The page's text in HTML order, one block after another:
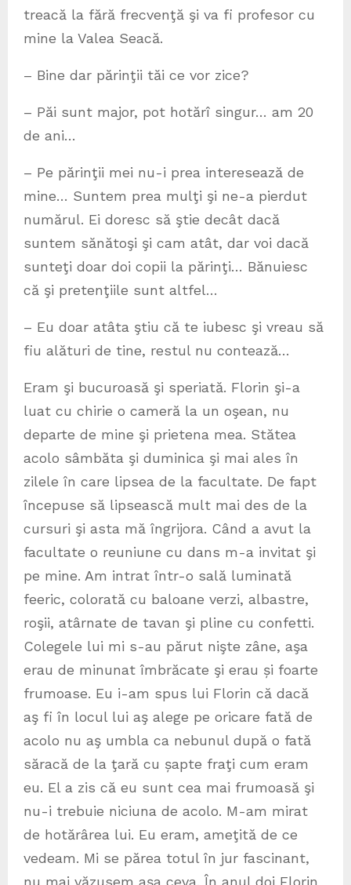
treacă la fără frecvenţă şi va fi profesor cu
mine la Valea Seacă.
– Bine dar părinţii tăi ce vor zice?
– Păi sunt major, pot hotărî singur… am 20
de ani…
– Pe părinţii mei nu-i prea interesează de
mine… Suntem prea mulţi şi ne-a pierdut
numărul. Ei doresc să ştie decât dacă
suntem sănătoşi şi cam atât, dar voi dacă
sunteţi doar doi copii la părinţi… Bănuiesc
că şi pretenţiile sunt altfel…
– Eu doar atâta ştiu că te iubesc şi vreau să
fiu alături de tine, restul nu contează…
Eram şi bucuroasă şi speriată. Florin şi-a
luat cu chirie o cameră la un oşean, nu
departe de mine şi prietena mea. Stătea
acolo sâmbăta şi duminica şi mai ales în
zilele în care lipsea de la facultate. De fapt
începuse să lipsească mult mai des de la
cursuri şi asta mă îngrijora. Când a avut la
facultate o reuniune cu dans m-a invitat şi
pe mine. Am intrat într-o sală luminată
feeric, colorată cu baloane verzi, albastre,
roşii, atârnate de tavan şi pline cu confetti.
Colegele lui mi s-au părut nişte zâne, aşa
erau de minunat îmbrăcate şi erau și foarte
frumoase. Eu i-am spus lui Florin că dacă
aş fi în locul lui aş alege pe oricare fată de
acolo nu aş umbla ca nebunul după o fată
săracă de la ţară cu șapte fraţi cum eram
eu. El a zis că eu sunt cea mai frumoasă şi
nu-i trebuie niciuna de acolo. M-am mirat
de hotărârea lui. Eu eram, ameţită de ce
vedeam. Mi se părea totul în jur fascinant,
nu mai văzusem aşa ceva. În anul doi Florin